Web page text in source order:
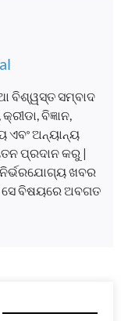
ବିଶ୍ୱସ୍ତ ସମ୍ବାଦ
ବିଜ୍ଞାନ,
ଏବଂ ଅନ୍ୟାନ୍ୟ
ପ୍ରଦାନ କରୁ |
ଖବର
ସେ ବିଷୟରେ ଅବଗତ